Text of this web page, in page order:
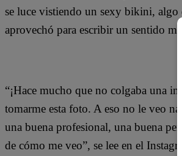
se luce vistiendo un sexy bikini, algo
aprovechó para escribir un sentido
“¡Hace mucho que no colgaba una
tomarme esta foto. A eso no le veo
una buena profesional, una buena
de cómo me veo”, se lee en el